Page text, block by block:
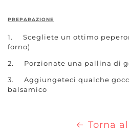
PREPARAZIONE
1. Scegliete un ottimo
forno)
2. Porzionate una pallina di
3. Aggiungeteci qualche
balsamico
Torna